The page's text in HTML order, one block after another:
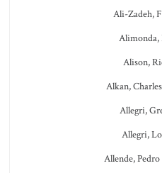
Ali-Zadeh,
Alison,
Alkan,
Allegri,
Allegri,
Allende,